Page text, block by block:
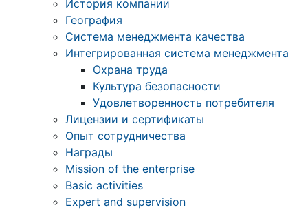
История компании
География
Система менеджмента качества
Интегрированная система менеджмента
Охрана труда
Культура безопасности
Удовлетворенность потребителя
Лицензии и сертификаты
Опыт сотрудничества
Награды
Mission of the enterprise
Basic activities
Expert and supervision